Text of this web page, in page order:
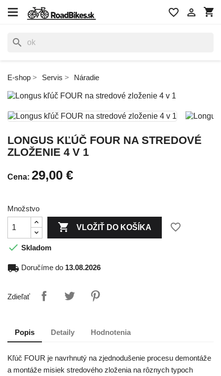
shopping_cart

favorite_border
search
E-shop Servis Náradie
LONGUS KĽÚČ FOUR NA STREDOVÉ
ZLOŽENIE 4 V 1
Cena: 29,00 €
Množstvo
 VLOŽIŤ DO KOŠÍKA
favorite_border
 Skladom
local_shipping Doručíme do 13.08.2026
Zdieľať
Popis Detaily Hodnotenia
Kľúč FOUR je navrhnutý na zjednodušenie procesu demontáže
a montáže misiek stredového zloženia na rôznych typoch